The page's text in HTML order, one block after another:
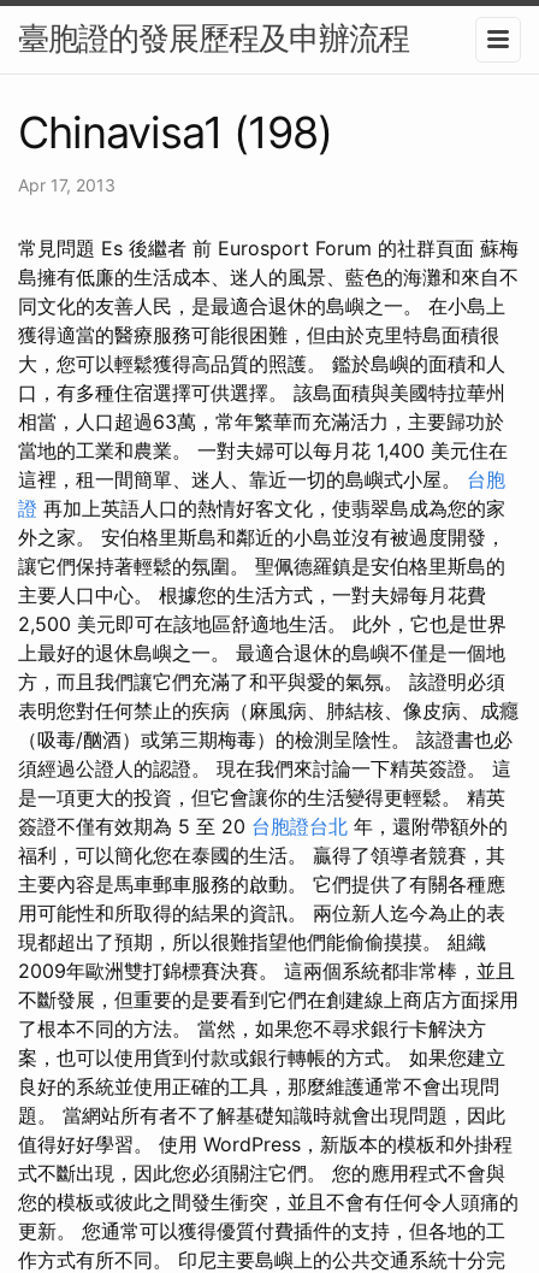
臺胞證的發展歷程及申辦流程
Chinavisa1 (198)
Apr 17, 2013
常見問題 Es 後繼者 前 Eurosport Forum 的社群頁面 蘇梅
島擁有低廉的生活成本、迷人的風景、藍色的海灘和來自不
同文化的友善人民，是最適合退休的島嶼之一。 在小島上
獲得適當的醫療服務可能很困難，但由於克里特島面積很
大，您可以輕鬆獲得高品質的照護。 鑑於島嶼的面積和人
口，有多種住宿選擇可供選擇。 該島面積與美國特拉華州
相當，人口超過63萬，常年繁華而充滿活力，主要歸功於
當地的工業和農業。 一對夫婦可以每月花 1,400 美元住在
這裡，租一間簡單、迷人、靠近一切的島嶼式小屋。 台胞
證 再加上英語人口的熱情好客文化，使翡翠島成為您的家
外之家。 安伯格里斯島和鄰近的小島並沒有被過度開發，
讓它們保持著輕鬆的氛圍。 聖佩德羅鎮是安伯格里斯島的
主要人口中心。 根據您的生活方式，一對夫婦每月花費
2,500 美元即可在該地區舒適地生活。 此外，它也是世界
上最好的退休島嶼之一。 最適合退休的島嶼不僅是一個地
方，而且我們讓它們充滿了和平與愛的氣氛。 該證明必須
表明您對任何禁止的疾病（麻風病、肺結核、像皮病、成癮
（吸毒/酗酒）或第三期梅毒）的檢測呈陰性。 該證書也必
須經過公證人的認證。 現在我們來討論一下精英簽證。 這
是一項更大的投資，但它會讓你的生活變得更輕鬆。 精英
簽證不僅有效期為 5 至 20 台胞證台北 年，還附帶額外的
福利，可以簡化您在泰國的生活。 贏得了領導者競賽，其
主要內容是馬車郵車服務的啟動。 它們提供了有關各種應
用可能性和所取得的結果的資訊。 兩位新人迄今為止的表
現都超出了預期，所以很難指望他們能偷偷摸摸。 組織
2009年歐洲雙打錦標賽決賽。 這兩個系統都非常棒，並且
不斷發展，但重要的是要看到它們在創建線上商店方面採用
了根本不同的方法。 當然，如果您不尋求銀行卡解決方
案，也可以使用貨到付款或銀行轉帳的方式。 如果您建立
良好的系統並使用正確的工具，那麼維護通常不會出現問
題。 當網站所有者不了解基礎知識時就會出現問題，因此
值得好好學習。 使用 WordPress，新版本的模板和外掛程
式不斷出現，因此您必須關注它們。 您的應用程式不會與
您的模板或彼此之間發生衝突，並且不會有任何令人頭痛的
更新。 您通常可以獲得優質付費插件的支持，但各地的工
作方式有所不同。 印尼主要島嶼上的公共交通系統十分完